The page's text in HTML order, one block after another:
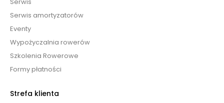
Serwis amortyzatorów
Eventy
Wypożyczalnia rowerów
Szkolenia Rowerowe
Formy płatności
Strefa klienta